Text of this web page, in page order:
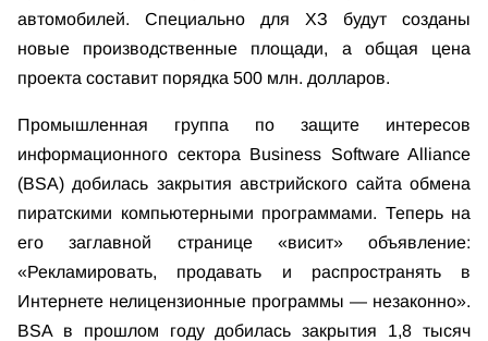
автомобилей. Специально для ХЗ будут созданы
новые производственные площади, а общая цена
проекта составит порядка 500 млн. долларов.
Промышленная группа по защите интересов
информационного сектора Business Software Alliance
(BSA) добилась закрытия австрийского сайта обмена
пиратскими компьютерными программами. Теперь на
его заглавной странице «висит» объявление:
«Рекламировать, продавать и распространять в
Интернете нелицензионные программы — незаконно».
BSA в прошлом году добилась закрытия 1,8 тысяч